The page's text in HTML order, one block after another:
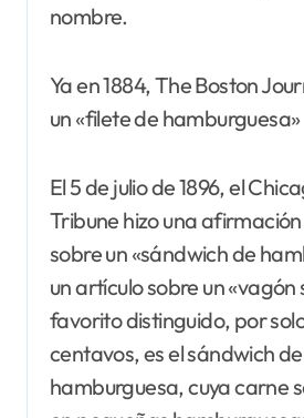
nombre.
Ya en 1884, The Boston
un «filete de hamburguesa»
El 5 de julio de 1896, el
Tribune hizo una
sobre un «sándwich de
un artículo sobre un «vagón
favorito distinguido, por
centavos, es el sándwich
hamburguesa, cuya carne